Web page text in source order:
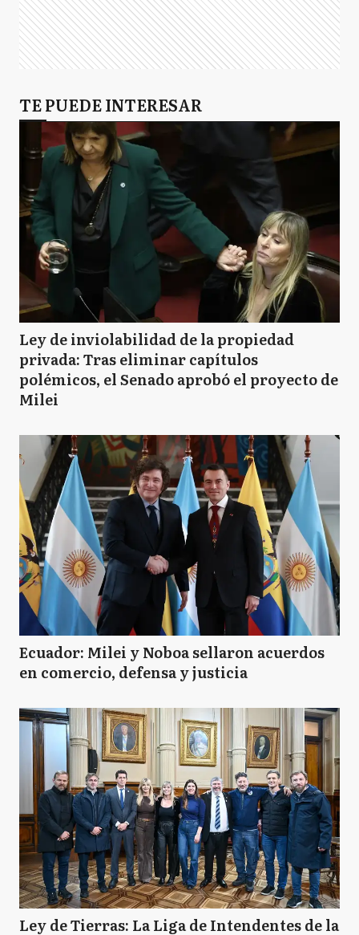
CT Carlos Tejedor
CD Carmen de Areco
C Chacabuco
CD Coronel Dorrego
CS Coronel Suarez
D Daireaux
FA Florentino Ameghino
GA General Alvear
GA General Arenales
GG General Guido
GL General La Madrid
GL General Lavalle
GP General Pinto
TE PUEDE INTERESAR
Ley de inviolabilidad de la propiedad
privada: Tras eliminar capítulos
polémicos, el Senado aprobó el proyecto de
Milei
Ecuador: Milei y Noboa sellaron acuerdos
en comercio, defensa y justicia
Ley de Tierras: La Liga de Intendentes de la